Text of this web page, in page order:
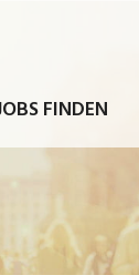
FINDEN